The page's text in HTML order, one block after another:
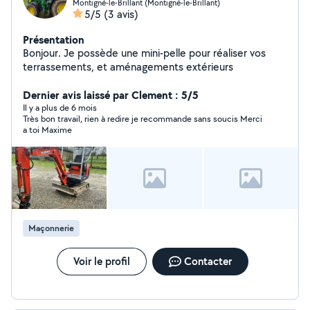
Montigné-le-Brillant (Montigné-le-Brillant)
5/5 (3 avis)
Présentation
Bonjour. Je possède une mini-pelle pour réaliser vos
terrassements, et aménagements extérieurs
Dernier avis laissé par Clement : 5/5
Il y a plus de 6 mois
Très bon travail, rien à redire je recommande sans soucis Merci
a toi Maxime
Maçonnerie
Voir le profil Contacter